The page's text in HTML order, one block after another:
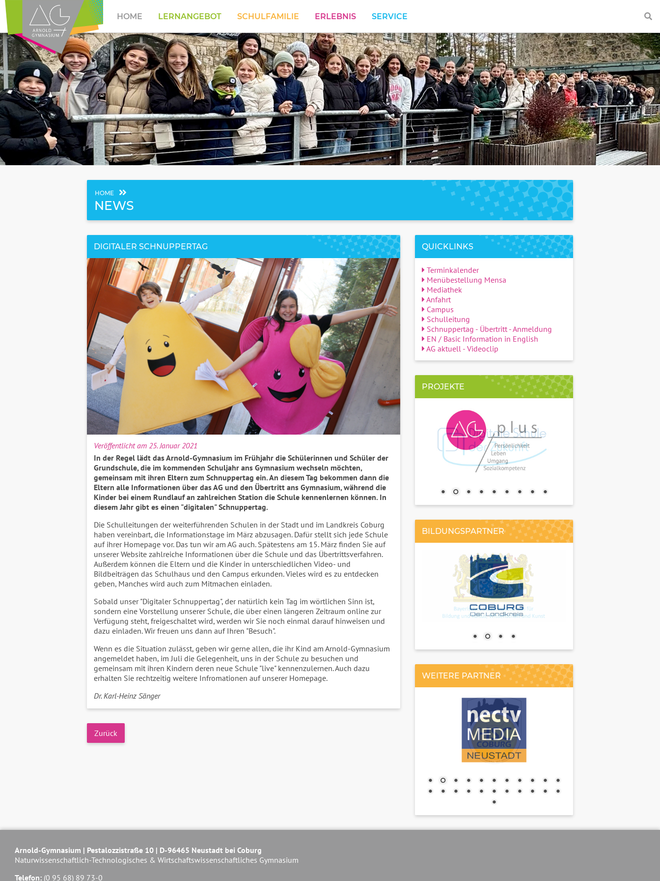
HOME LERNANGEBOT SCHULFAMILIE ERLEBNIS SERVICE
HOME
NEWS
DIGITALER SCHNUPPERTAG
Veröffentlicht am 25. Januar 2021
In der Regel lädt das Arnold-Gymnasium im Frühjahr die Schülerinnen und Schüler der
Grundschule, die im kommenden Schuljahr ans Gymnasium wechseln möchten,
gemeinsam mit ihren Eltern zum Schnuppertag ein. An diesem Tag bekommen dann die
Eltern alle Informationen über das AG und den Übertritt ans Gymnasium, während die
Kinder bei einem Rundlauf an zahlreichen Station die Schule kennenlernen können. In
diesem Jahr gibt es einen "digitalen" Schnuppertag.
Die Schulleitungen der weiterführenden Schulen in der Stadt und im Landkreis Coburg
haben vereinbart, die Informationstage im März abzusagen. Dafür stellt sich jede Schule
auf ihrer Homepage vor. Das tun wir am AG auch. Spätestens am 15. März finden Sie auf
unserer Website zahlreiche Informationen über die Schule und das Übertrittsverfahren.
Außerdem können die Eltern und die Kinder in unterschiedlichen Video- und
Bildbeiträgen das Schulhaus und den Campus erkunden. Vieles wird es zu entdecken
geben, Manches wird auch zum Mitmachen einladen.
Sobald unser "Digitaler Schnuppertag", der natürlich kein Tag im wörtlichen Sinn ist,
sondern eine Vorstellung unserer Schule, die über einen längeren Zeitraum online zur
Verfügung steht, freigeschaltet wird, werden wir Sie noch einmal darauf hinweisen und
dazu einladen. Wir freuen uns dann auf Ihren "Besuch".
Wenn es die Situation zulässt, geben wir gerne allen, die ihr Kind am Arnold-Gymnasium
angemeldet haben, im Juli die Gelegenheit, uns in der Schule zu besuchen und
gemeinsam mit ihren Kindern deren neue Schule "live" kennenzulernen. Auch dazu
erhalten Sie rechtzeitig weitere Infromationen auf unserer Homepage.
Dr. Karl-Heinz Sänger
Zurück
QUICKLINKS
Terminkalender
Menübestellung Mensa
Mediathek
Anfahrt
Campus
Schulleitung
Schnuppertag - Übertritt - Anmeldung
EN / Basic Information in English
AG aktuell - Videoclip
PROJEKTE
BILDUNGSPARTNER
WEITERE PARTNER
Arnold-Gymnasium | Pestalozzistraße 10 | D-96465 Neustadt bei Coburg
Naturwissenschaftlich-Technologisches & Wirtschaftswissenschaftliches Gymnasium
Telefon: (0 95 68) 89 73-0